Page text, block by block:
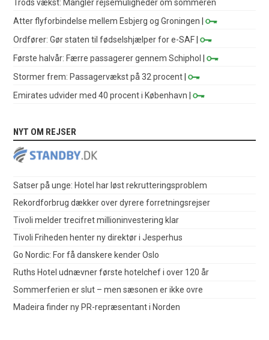
Trods vækst: Mangler rejsemuligheder om sommeren
Atter flyforbindelse mellem Esbjerg og Groningen |
Ordfører: Gør staten til fødselshjælper for e-SAF |
Første halvår: Færre passagerer gennem Schiphol
|
Stormer frem: Passagervækst på 32 procent |
Emirates udvider med 40 procent i København |
NYT OM REJSER
Satser på unge: Hotel har løst rekrutteringsproblem
Rekordforbrug dækker over dyrere forretningsrejser
Tivoli melder trecifret millioninvestering klar
Tivoli Friheden henter ny direktør i Jesperhus
Go Nordic: For få danskere kender Oslo
Ruths Hotel udnævner første hotelchef i over 120 år
Sommerferien er slut – men sæsonen er ikke ovre
Madeira finder ny PR-repræsentant i Norden